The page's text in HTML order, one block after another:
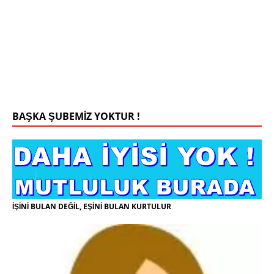
BAŞKA ŞUBEMİZ YOKTUR !
İŞİNİ BULAN DEĞİL, EŞİNİ BULAN KURTULUR